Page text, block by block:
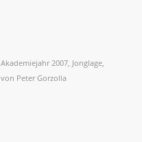
Akademiejahr 2007, Jonglage,
von Peter Gorzolla